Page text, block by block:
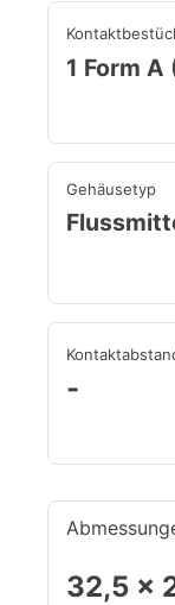
1 Form A
Gehäusetyp
-
32,5 x